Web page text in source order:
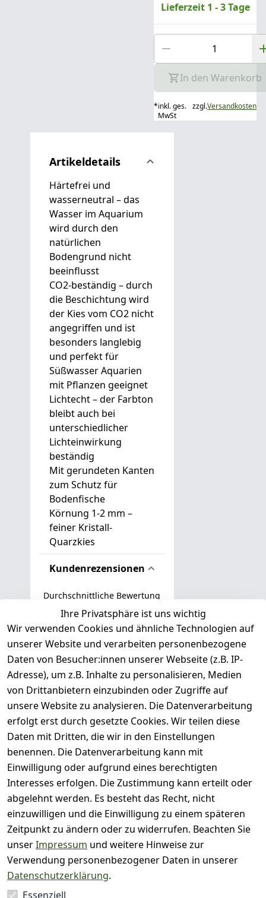
Lieferzeit 1 - 3 Tage
In den Warenkorb
*inkl. ges.
MwSt
zzgl.Versandkosten
Artikeldetails
Härtefrei und
wasserneutral – das
Wasser im Aquarium
wird durch den
natürlichen
Bodengrund nicht
beeinflusst
CO2-beständig – durch
die Beschichtung wird
der Kies vom CO2 nicht
angegriffen und ist
besonders langlebig
und perfekt für
Süßwasser Aquarien
mit Pflanzen geeignet
Lichtecht – der Farbton
bleibt auch bei
unterschiedlicher
Lichteinwirkung
beständig
Mit gerundeten Kanten
zum Schutz für
Bodenfische
Körnung 1-2 mm –
feiner Kristall-
Quarzkies
Kundenrezensionen
Durchschnittliche Bewertung
0
Basierend auf 0 Bewertung(en)
Bewertung abgeben
5
( 0
)
4
( 0
)
3
( 0
)
2
( 0
1
)
Es hat noch niemand
eine Bewertung für
diesen Artikel
abgegeben
Ihre Privatsphäre ist uns wichtig
Wir verwenden Cookies und ähnliche Technologien auf
unserer Website und verarbeiten personenbezogene
Daten von Besucher:innen unserer Webseite (z.B. IP-
Adresse), um z.B. Inhalte zu personalisieren, Medien
von Drittanbietern einzubinden oder Zugriffe auf
unsere Website zu analysieren. Die Datenverarbeitung
erfolgt erst durch gesetzte Cookies. Wir teilen diese
Daten mit Dritten, die wir in den Einstellungen
benennen. Die Datenverarbeitung kann mit
Einwilligung oder aufgrund eines berechtigten
Interesses erfolgen. Die Zustimmung kann erteilt oder
abgelehnt werden. Es besteht das Recht, nicht
einzuwilligen und die Einwilligung zu einem späteren
Zeitpunkt zu ändern oder zu widerrufen. Beachten Sie
unserImpressum und weitere Hinweise zur
Verwendung personenbezogener Daten in unserer
Datenschutzerklärung.
Essenziell